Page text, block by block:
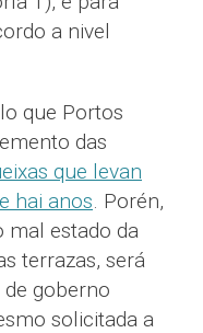
a nivel
que Portos
das
que levan
hai anos . Porén,
mal estado da
terrazas, será
goberno
solicitada a